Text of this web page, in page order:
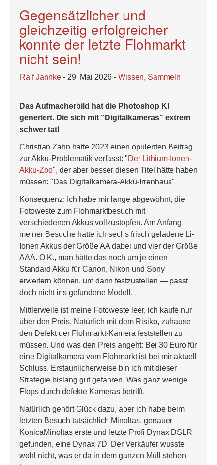
Gegensätzlicher und
gleichzeitig erfolgreicher
konnte der letzte Flohmarkt
nicht sein!
Ralf Jannke - 29. Mai 2026 - Wissen, Sammeln
Das Aufmacherbild hat die Photoshop KI
generiert. Die sich mit "Digitalkameras" extrem
schwer tat!
Christian Zahn hatte 2023 einen opulenten Beitrag
zur Akku-Problematik verfasst: "Der Lithium-Ionen-
Akku-Zoo", der aber besser diesen Titel hätte haben
müssen: "Das Digitalkamera-Akku-Irrenhaus"
Konsequenz: Ich habe mir lange abgewöhnt, die
Fotoweste zum Flohmarktbesuch mit
verschiedenen Akkus vollzustopfen. Am Anfang
meiner Besuche hatte ich sechs frisch geladene Li-
Ionen Akkus der Größe AA dabei und vier der Größe
AAA. O.K., man hätte das noch um je einen
Standard Akku für Canon, Nikon und Sony
erweitern können, um dann festzustellen — passt
doch nicht ins gefundene Modell.
Mittlerweile ist meine Fotoweste leer, ich kaufe nur
über den Preis. Natürlich mit dem Risiko, zuhause
den Defekt der Flohmarkt-Kamera feststellen zu
müssen. Und was den Preis angeht: Bei 30 Euro für
eine Digitalkamera vom Flohmarkt ist bei mir aktuell
Schluss. Erstaunlicherweise bin ich mit dieser
Strategie bislang gut gefahren. Was ganz wenige
Flops durch defekte Kameras betrifft.
Natürlich gehört Glück dazu, aber ich habe beim
letzten Besuch tatsächlich Minoltas, genauer
KonicaMinoltas erste und letzte Profi Dynax DSLR
gefunden, eine Dynax 7D. Der Verkäufer wusste
wohl nicht, was er da in dem ganzen Müll stehen